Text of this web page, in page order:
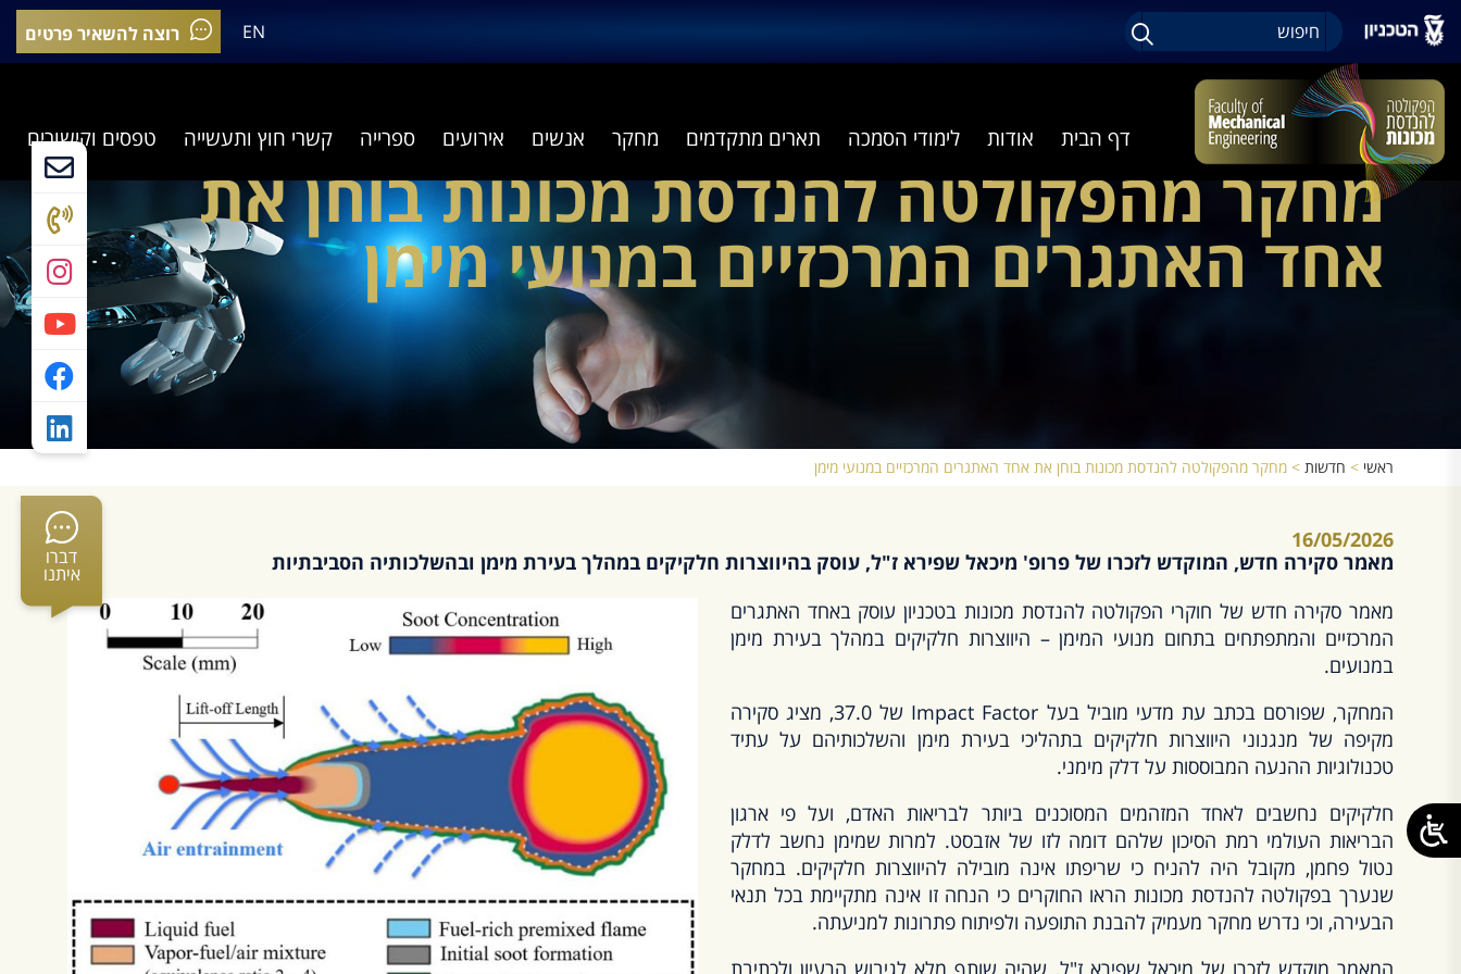
EN רוצה להשאיר פרטים
דף הבית אודות לימודי הסמכה תארים מתקדמים מחקר אנשים אירועים ספרייה קשרי חוץ ותעשייה טפסים וקישורים
דברו
איתנו
מחקר מהפקולטה להנדסת מכונות בוחן את
אחד האתגרים המרכזיים במנועי מימן
ראשי > חדשות > מחקר מהפקולטה להנדסת מכונות בוחן את אחד האתגרים המרכזיים במנועי מימן
16/05/2026
מאמר סקירה חדש, המוקדש לזכרו של פרופ' מיכאל שפירא ז"ל, עוסק בהיווצרות חלקיקים במהלך בעירת מימן ובהשלכותיה הסביבתיות
מאמר סקירה חדש של חוקרי הפקולטה להנדסת מכונות בטכניון עוסק באחד האתגרים
המרכזיים והמתפתחים בתחום מנועי המימן – היווצרות חלקיקים במהלך בעירת מימן
במנועים.
המחקר, שפורסם בכתב עת מדעי מוביל בעל Impact Factor של 37.0, מציג סקירה
מקיפה של מנגנוני היווצרות חלקיקים בתהליכי בעירת מימן והשלכותיהם על עתיד
טכנולוגיות ההנעה המבוססות על דלק מימני.
חלקיקים נחשבים לאחד המזהמים המסוכנים ביותר לבריאות האדם, ועל פי ארגון
הבריאות העולמי רמת הסיכון שלהם דומה לזו של אזבסט. למרות שמימן נחשב לדלק
נטול פחמן, מקובל היה להניח כי שריפתו אינה מובילה להיווצרות חלקיקים. במחקר
שנערך בפקולטה להנדסת מכונות הראו החוקרים כי הנחה זו אינה מתקיימת בכל תנאי
הבעירה, וכי נדרש מחקר מעמיק להבנת התופעה ולפיתוח פתרונות למניעתה.
המאמר מוקדש לזכרו של מיכאל שפירא ז"ל, שהיה שותף מלא לגיבוש הרעיון ולכתיבת